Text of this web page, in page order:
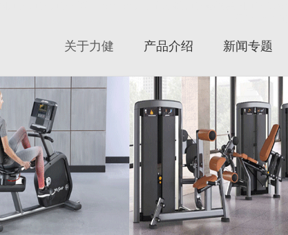
关于力健 产品介绍 新闻专题